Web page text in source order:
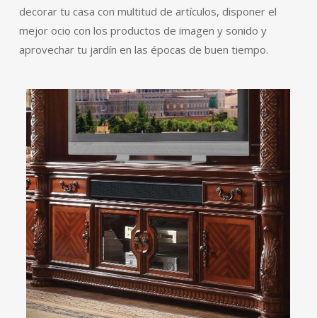
decorar tu casa con multitud de artículos, disponer el
mejor ocio con los productos de imagen y sonido y
aprovechar tu jardín en las épocas de buen tiempo.